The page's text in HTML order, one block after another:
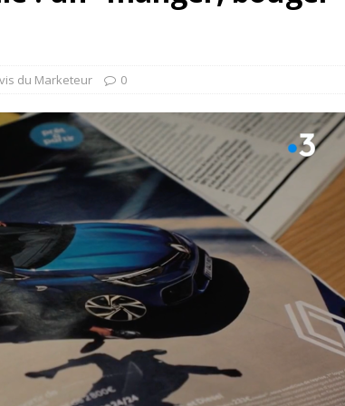
ACTUS
: Honda dévoile un spot publicitaire… confiné!
du Marketeur 0